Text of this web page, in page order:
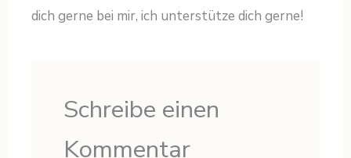
dich gerne bei mir, ich unterstütze dich gerne!
Schreibe einen
Kommentar